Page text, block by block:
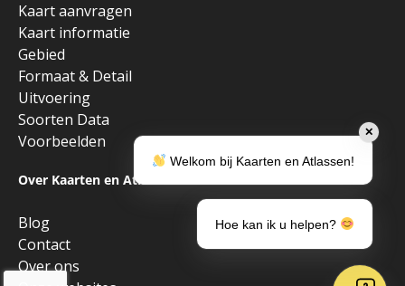
Kaart aanvragen
Kaart informatie
Gebied
Formaat & Detail
Uitvoering
Soorten Data
Voorbeelden
Over Kaarten en Atlassen
Blog
Contact
Over ons
✕
Welkom bij Kaarten en Atlassen!
Hoe kan ik u helpen?